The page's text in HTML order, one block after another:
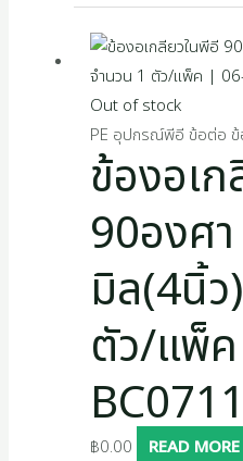
Out of stock
PE อุปกรณ์พีอี ข้อต่อ
ข้องอเ
90องศ
มิล(4นิ้ว
ตัว/แพ็
฿0.00 READ MORE